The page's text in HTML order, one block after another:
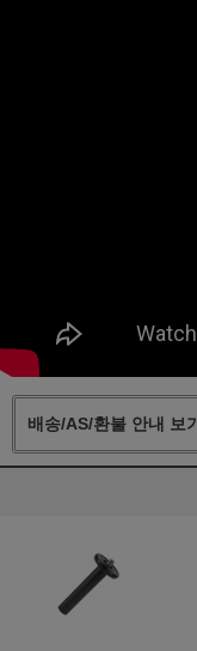
배송/AS/환불 안내 보기